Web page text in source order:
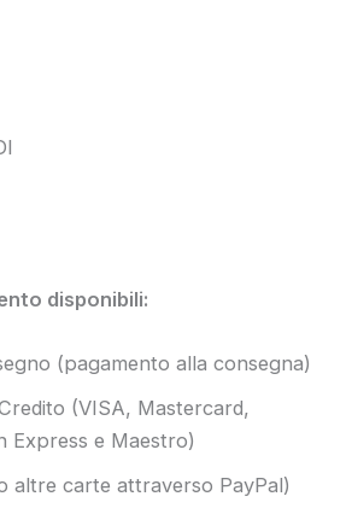
disponibili:
(pagamento alla consegna)
(VISA, Mastercard,
Express e Maestro)
altre carte attraverso PayPal)